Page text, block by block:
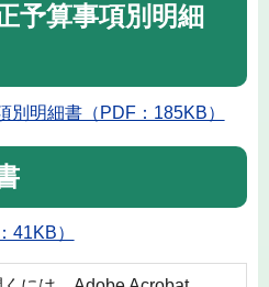
算事項別明細
別明細書（PDF：185KB）
41KB）